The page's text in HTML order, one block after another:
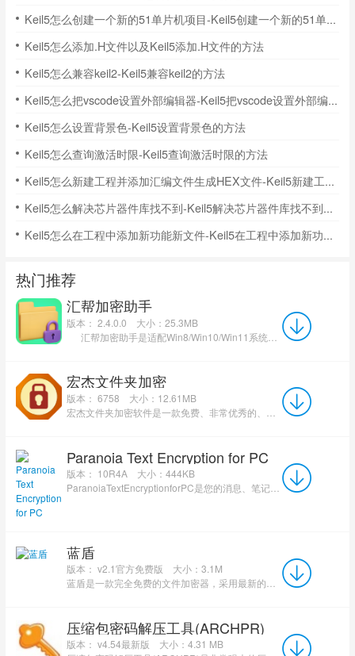
Keil5怎么创建一个新的51单片机项目-Keil5创建一个新的51单片机项目的方法
Keil5怎么添加.H文件以及Keil5添加.H文件的方法
Keil5怎么兼容keil2-Keil5兼容keil2的方法
Keil5怎么把vscode设置外部编辑器-Keil5把vscode设置外部编辑器的方法
Keil5怎么设置背景色-Keil5设置背景色的方法
Keil5怎么查询激活时限-Keil5查询激活时限的方法
Keil5怎么新建工程并添加汇编文件生成HEX文件-Keil5新建工程并添加汇编文件生成HEX文件的方法
Keil5怎么解决芯片器件库找不到-Keil5解决芯片器件库找不到的方法
Keil5怎么在工程中添加新功能新文件-Keil5在工程中添加新功能新文件的方法
热门推荐
汇帮加密助手
版本： 2.4.0.0
大小：25.3MB
宏杰文件夹加密
版本： 6758
大小：12.61MB
Paranoia Text Encryption for PC
版本： 10R4A
大小：444KB
蓝盾
版本： v2.1官方免费版
大小：3.1M
压缩包密码解压工具(ARCHPR)
版本： v4.54最新版
大小：4.31 MB